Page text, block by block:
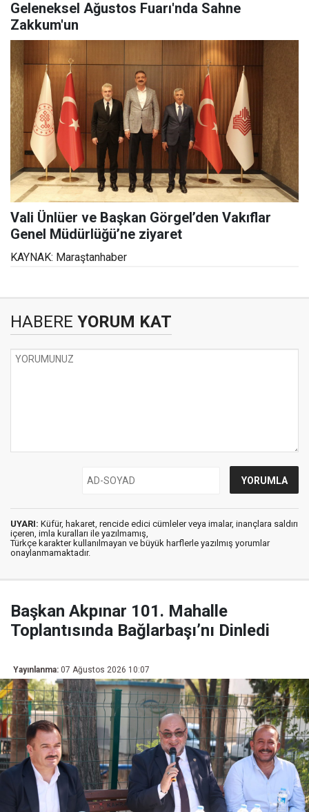
Geleneksel Ağustos Fuarı'nda Sahne
Zakkum'un
Vali Ünlüer ve Başkan Görgel’den Vakıflar
Genel Müdürlüğü’ne ziyaret
KAYNAK: Maraştanhaber
HABERE YORUM KAT
UYARI: Küfür, hakaret, rencide edici cümleler veya imalar, inançlara saldırı
içeren, imla kuralları ile yazılmamış,
Türkçe karakter kullanılmayan ve büyük harflerle yazılmış yorumlar
onaylanmamaktadır.
Başkan Akpınar 101. Mahalle
Toplantısında Bağlarbaşı’nı Dinledi
Yayınlanma: 07 Ağustos 2026 10:07